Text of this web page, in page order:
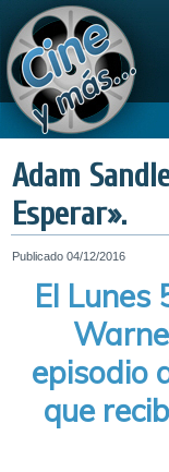
Adam
Esperar».
Publicado 04/12/2016
El Lunes
episodio
que